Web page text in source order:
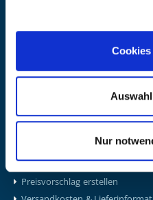
Nur
UNTERNEHMEN
AGB nebst
INFORMATIONEN
Preisvorschlag erstellen